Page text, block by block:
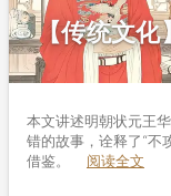
【传统文化
本文讲述明朝状元王
错的故事，诠释了“不
借鉴。 阅读全文